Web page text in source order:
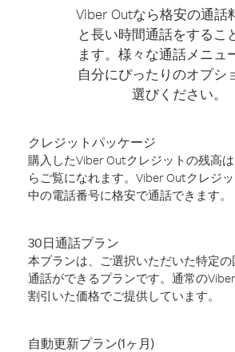
Viber Outなら格安の通話
と長い時間通話をするこ
ます。様々な通話メニュ
自分にぴったりのオプシ
選びください。
クレジットパッケージ
購入したViber Outクレジットの残高
らご覧になれます。Viber Outクレジ
中の電話番号に格安で通話できます。
30日通話プラン
本プランは、ご選択いただいた特定
通話ができるプランです。通常の
割引いた価格でご提供しています。
自動更新プラン(1ヶ月)